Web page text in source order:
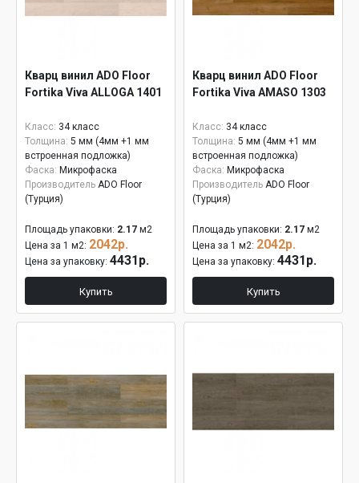
Кварц винил ADO Floor
Fortika Viva ALLOGA 1401
Класс: 34 класс
Толщина: 5 мм (4мм +1 мм
встроенная подложка)
Фаска: Микрофаска
Производитель ADO Floor
(Турция)
Площадь упаковки: 2.17 м2
Цена за 1 м2: 2042р.
Цена за упаковку: 4431р.
Купить
Кварц винил ADO Floor
Fortika Viva AMASO 1303
Класс: 34 класс
Толщина: 5 мм (4мм +1 мм
встроенная подложка)
Фаска: Микрофаска
Производитель ADO Floor
(Турция)
Площадь упаковки: 2.17 м2
Цена за 1 м2: 2042р.
Цена за упаковку: 4431р.
Купить